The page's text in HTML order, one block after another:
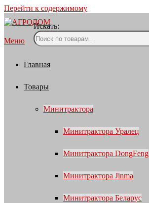
Перейти к содержимому
Искать:
Меню
Главная
Товары
Минитрактора
Минитрактора Уралец
Минитрактора DongFeng
Минитрактора Jinma
Минитрактора Беларус